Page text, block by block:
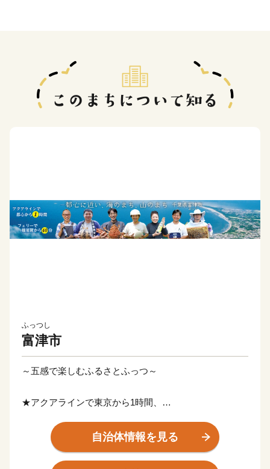
ふっつし
富津市
～五感で楽しむふるさとふっつ～
★アクアラインで東京から1時間、
★金谷はフェリーで神奈川県横須賀市から40分
と、都心からもアクセス良好な千葉県富津市。
自治体情報を見る